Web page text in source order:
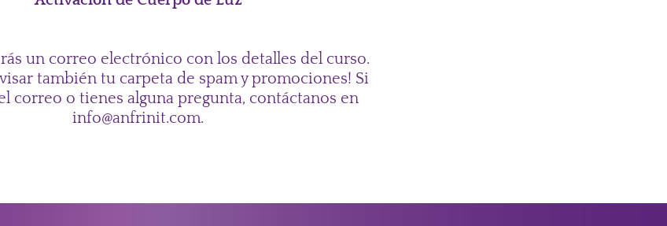
un correo electrónico con los detalles del curso.
también tu carpeta de spam y promociones! Si
correo o tienes alguna pregunta, contáctanos en
info@anfrinit.com.